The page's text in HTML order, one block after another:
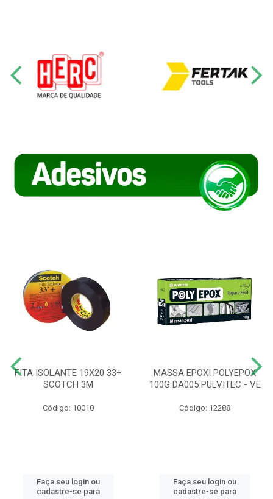
FITA ISOLANTE 19X20 33+
SCOTCH 3M
Código: 10010
Faça seu login ou
cadastre-se para
MASSA EPOXI POLYEPOX
100G DA005 PULVITEC - VE
Código: 12288
Faça seu login ou
cadastre-se para